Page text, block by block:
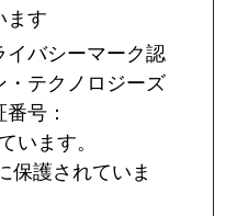
ます
イバシーマーク認
・テクノロジーズ
号：
います。
保護されていま